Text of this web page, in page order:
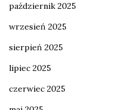
październik 2025
wrzesień 2025
sierpień 2025
lipiec 2025
czerwiec 2025